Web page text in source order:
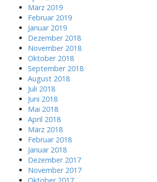
März 2019
Februar 2019
Januar 2019
Dezember 2018
November 2018
Oktober 2018
September 2018
August 2018
Juli 2018
Juni 2018
Mai 2018
April 2018
März 2018
Februar 2018
Januar 2018
Dezember 2017
November 2017